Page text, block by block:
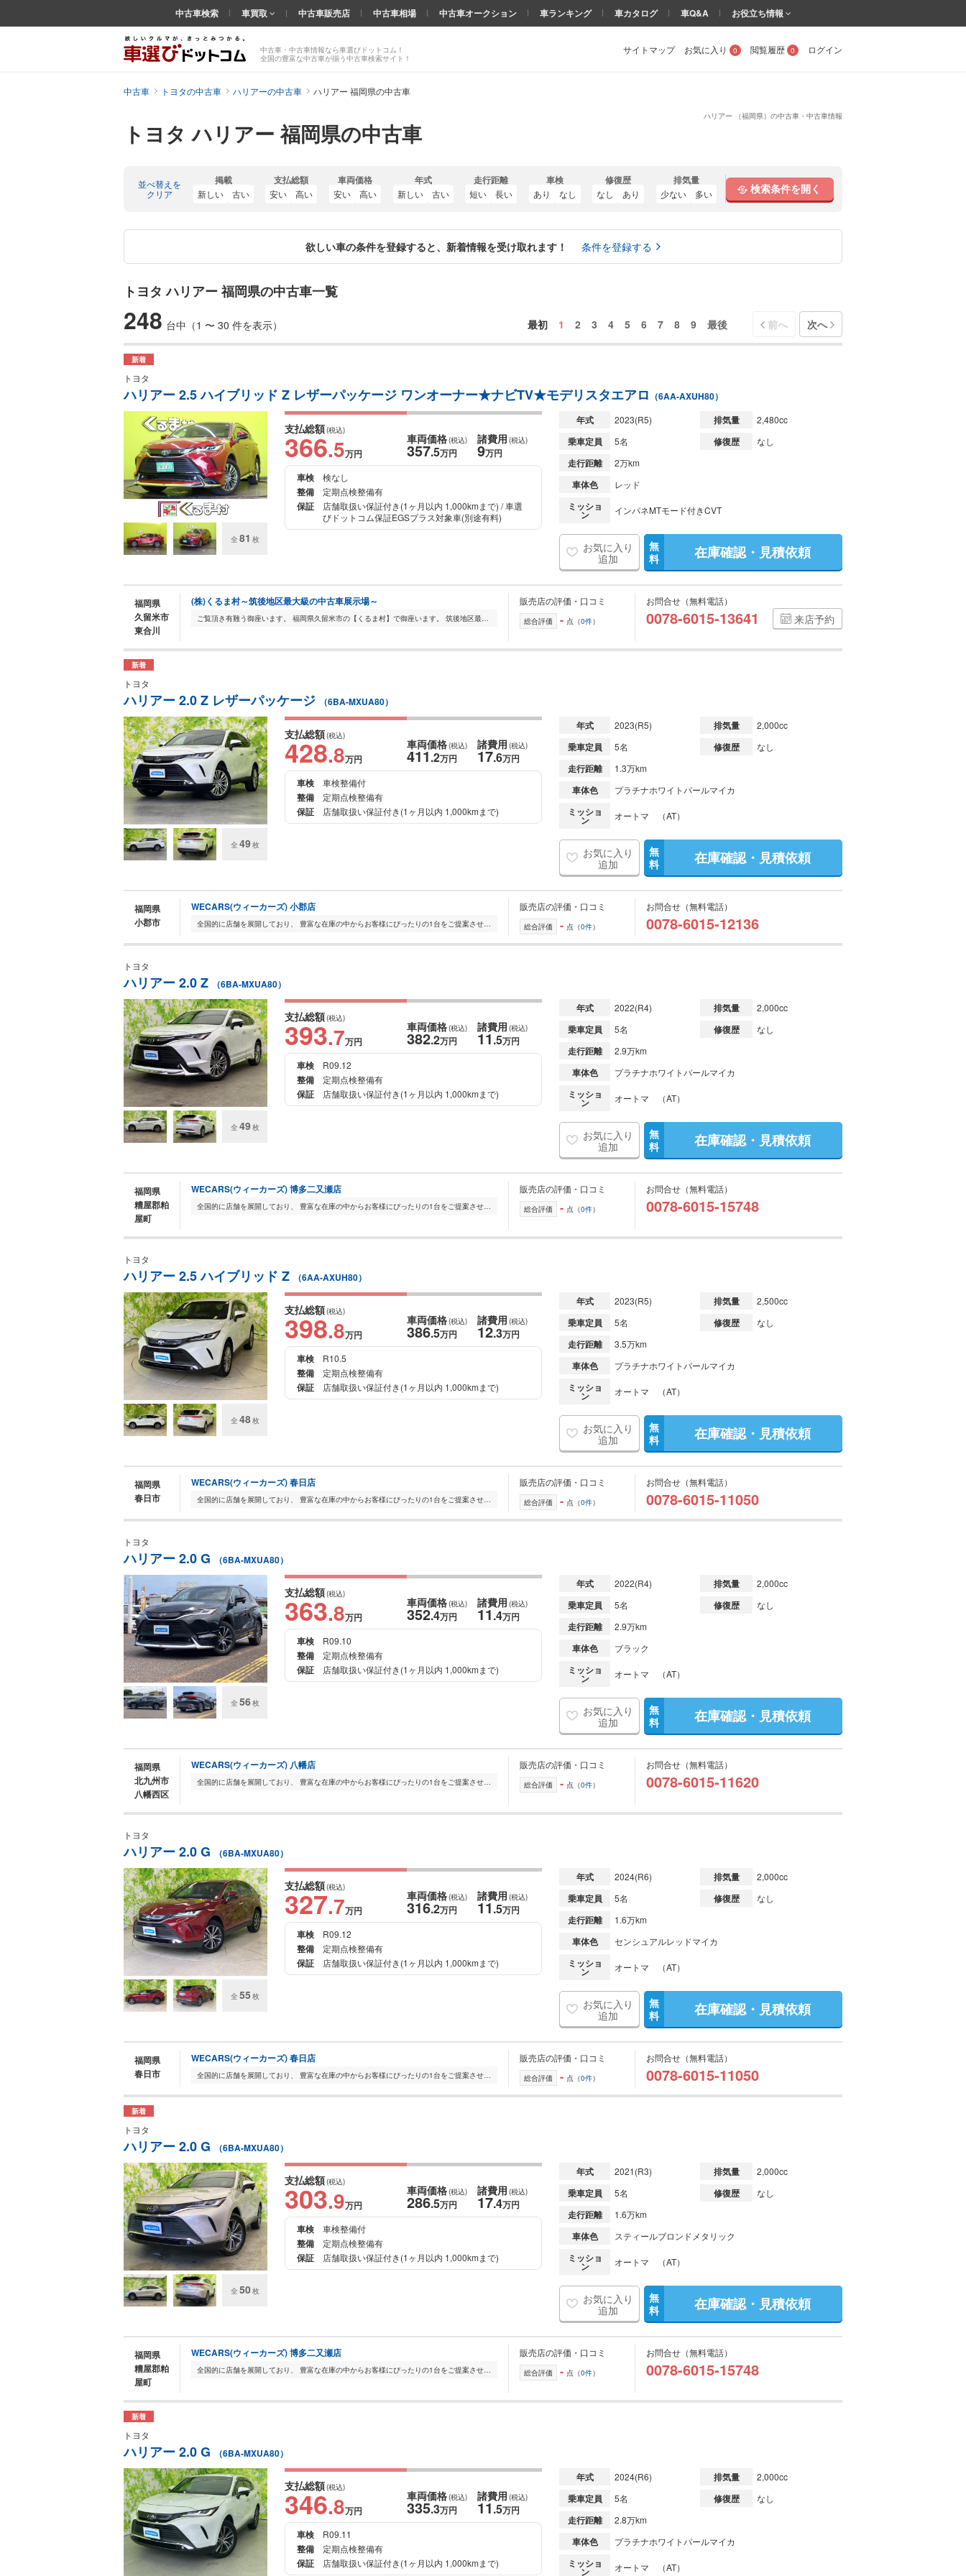
ハリアー （福岡県）の中古車・中古車情報
トヨタ ハリアー 福岡県の中古車
中古車・中古車情報なら車選びドットコム！
全国の豊富な中古車が揃う中古車検索サイト！
サイトマップ お気に入り 0 閲覧履歴 0 ログイン
中古車検索 車買取 中古車販売店 中古車相場 中古車オークション 車ランキング 車カタログ 車Q&A お役立ち情報
中古車 トヨタの中古車 ハリアーの中古車 ハリアー 福岡県の中古車
並べ替えを
クリア
掲載
新しい 古い
支払総額
安い 高い
車両価格
安い 高い
年式
新しい 古い
走行距離
短い 長い
車検
あり なし
修復歴
なし あり
排気量
少ない 多い 検索条件を開く
欲しい車の条件を登録すると、新着情報を受け取れます！ 条件を登録する
トヨタ ハリアー 福岡県の中古車一覧
248 台中（1 〜 30 件を表示） 最初 1 2 3 4 5 6 7 8 9 最後 前へ 次へ
新着
トヨタ
ハリアー 2.5 ハイブリッド Z レザーパッケージ ワンオーナー★ナビTV★モデリスタエアロ （6AA-AXUH80）
全 81 枚
支払総額(税込)
366.5万円
車両価格(税込)
357.5万円
諸費用 (税込)
9万円
車検
検なし
整備 定期点検整備有
保証
店舗取扱い保証付き(1ヶ月以内 1,000kmまで) / 車選
びドットコム保証EGSプラス対象車(別途有料)
年式 2023(R5) 排気量 2,480cc
乗車定員 5名 修復歴 なし
走行距離 2万km
車体色 レッド
ミッショ
ン インパネMTモード付きCVT
お気に入り
追加
無
料
在庫確認・見積依頼
福岡県
久留米市
東合川
(株)くるま村～筑後地区最大級の中古車展示場～
ご覧頂き有難う御座います。 福岡県久留米市の【くるま村】で御座います。 筑後地区最大級、3500坪に総在庫台数500台!! 場所は、久留米インターから1分、アクセスも楽...
販売店の評価・口コミ
総合評価 - 点（0件）
お問合せ（無料電話）
0078-6015-13641 来店予約
新着
トヨタ
ハリアー 2.0 Z レザーパッケージ （6BA-MXUA80）
全 49枚
支払総額(税込)
428.8万円
車両価格(税込)
411.2万円
諸費用 (税込)
17.6万円
車検
車検整備付
整備 定期点検整備有
保証 店舗取扱い保証付き(1ヶ月以内 1,000kmまで)
年式 2023(R5) 排気量 2,000cc
乗車定員 5名 修復歴 なし
走行距離 1.3万km
車体色 プラチナホワイトパールマイカ
ミッショ
ン オートマ （AT）
お気に入り
追加
無
料
在庫確認・見積依頼
福岡県
小郡市
WECARS(ウィーカーズ) 小郡店
全国的に店舗を展開しており、 豊富な在庫の中からお客様にぴったりの1台をご提案させていただきます。 国産車から輸入車まで幅広く取り扱っており、 登録済未使用車や...
販売店の評価・口コミ
総合評価 - 点（0件）
お問合せ（無料電話）
0078-6015-12136
トヨタ
ハリアー 2.0 Z （6BA-MXUA80）
全 49枚
支払総額(税込)
393.7万円
車両価格(税込)
382.2万円
諸費用 (税込)
11.5万円
車検
R09.12
整備 定期点検整備有
保証 店舗取扱い保証付き(1ヶ月以内 1,000kmまで)
年式 2022(R4) 排気量 2,000cc
乗車定員 5名 修復歴 なし
走行距離 2.9万km
車体色 プラチナホワイトパールマイカ
ミッショ
ン オートマ （AT）
お気に入り
追加
無
料
在庫確認・見積依頼
福岡県
糟屋郡粕
屋町
WECARS(ウィーカーズ) 博多二又瀬店
全国的に店舗を展開しており、 豊富な在庫の中からお客様にぴったりの1台をご提案させていただきます。 国産車から輸入車まで幅広く取り扱っており、 登録済未使用車や...
販売店の評価・口コミ
総合評価 - 点（0件）
お問合せ（無料電話）
0078-6015-15748
トヨタ
ハリアー 2.5 ハイブリッド Z （6AA-AXUH80）
全 48枚
支払総額(税込)
398.8万円
車両価格(税込)
386.5万円
諸費用 (税込)
12.3万円
車検
R10.5
整備 定期点検整備有
保証 店舗取扱い保証付き(1ヶ月以内 1,000kmまで)
年式 2023(R5) 排気量 2,500cc
乗車定員 5名 修復歴 なし
走行距離 3.5万km
車体色 プラチナホワイトパールマイカ
ミッショ
ン オートマ （AT）
お気に入り
追加
無
料
在庫確認・見積依頼
福岡県
春日市
WECARS(ウィーカーズ) 春日店
全国的に店舗を展開しており、 豊富な在庫の中からお客様にぴったりの1台をご提案させていただきます。 国産車から輸入車まで幅広く取り扱っており、 登録済未使用車や...
販売店の評価・口コミ
総合評価 - 点（0件）
お問合せ（無料電話）
0078-6015-11050
トヨタ
ハリアー 2.0 G （6BA-MXUA80）
全 56枚
支払総額(税込)
363.8万円
車両価格(税込)
352.4万円
諸費用 (税込)
11.4万円
車検
R09.10
整備 定期点検整備有
保証 店舗取扱い保証付き(1ヶ月以内 1,000kmまで)
年式 2022(R4) 排気量 2,000cc
乗車定員 5名 修復歴 なし
走行距離 2.9万km
車体色 ブラック
ミッショ
ン オートマ （AT）
お気に入り
追加
無
料
在庫確認・見積依頼
福岡県
北九州市
八幡西区
WECARS(ウィーカーズ) 八幡店
全国的に店舗を展開しており、 豊富な在庫の中からお客様にぴったりの1台をご提案させていただきます。 国産車から輸入車まで幅広く取り扱っており、 登録済未使用車や...
販売店の評価・口コミ
総合評価 - 点（0件）
お問合せ（無料電話）
0078-6015-11620
トヨタ
ハリアー 2.0 G （6BA-MXUA80）
全 55枚
支払総額(税込)
327.7万円
車両価格(税込)
316.2万円
諸費用 (税込)
11.5万円
車検
R09.12
整備 定期点検整備有
保証 店舗取扱い保証付き(1ヶ月以内 1,000kmまで)
年式 2024(R6) 排気量 2,000cc
乗車定員 5名 修復歴 なし
走行距離 1.6万km
車体色 センシュアルレッドマイカ
ミッショ
ン オートマ （AT）
お気に入り
追加
無
料
在庫確認・見積依頼
福岡県
春日市
WECARS(ウィーカーズ) 春日店
全国的に店舗を展開しており、 豊富な在庫の中からお客様にぴったりの1台をご提案させていただきます。 国産車から輸入車まで幅広く取り扱っており、 登録済未使用車や...
販売店の評価・口コミ
総合評価 - 点（0件）
お問合せ（無料電話）
0078-6015-11050
新着
トヨタ
ハリアー 2.0 G （6BA-MXUA80）
全 50枚
支払総額(税込)
303.9万円
車両価格(税込)
286.5万円
諸費用 (税込)
17.4万円
車検
車検整備付
整備 定期点検整備有
保証 店舗取扱い保証付き(1ヶ月以内 1,000kmまで)
年式 2021(R3) 排気量 2,000cc
乗車定員 5名 修復歴 なし
走行距離 1.6万km
車体色 スティールブロンドメタリック
ミッショ
ン オートマ （AT）
お気に入り
追加
無
料
在庫確認・見積依頼
福岡県
糟屋郡粕
屋町
WECARS(ウィーカーズ) 博多二又瀬店
全国的に店舗を展開しており、 豊富な在庫の中からお客様にぴったりの1台をご提案させていただきます。 国産車から輸入車まで幅広く取り扱っており、 登録済未使用車や...
販売店の評価・口コミ
総合評価 - 点（0件）
お問合せ（無料電話）
0078-6015-15748
新着
トヨタ
ハリアー 2.0 G （6BA-MXUA80）
支払総額(税込)
346.8万円
車両価格(税込)
335.3万円
諸費用 (税込)
11.5万円
車検
R09.11
整備 定期点検整備有
保証 店舗取扱い保証付き(1ヶ月以内 1,000kmまで)
年式 2024(R6) 排気量 2,000cc
乗車定員 5名 修復歴 なし
走行距離 2.8万km
車体色 プラチナホワイトパールマイカ
ミッショ
ン オートマ （AT）